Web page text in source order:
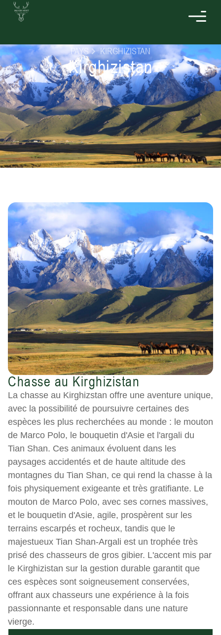
PAYS KIRGHIZISTAN
Kirghizistan
Chasse au Kirghizistan
La chasse au Kirghizstan offre une aventure unique,
avec la possibilité de poursuivre certaines des
espèces les plus recherchées au monde : le mouton
de Marco Polo, le bouquetin d'Asie et l'argali du
Tian Shan. Ces animaux évoluent dans les
paysages accidentés et de haute altitude des
montagnes du Tian Shan, ce qui rend la chasse à la
fois physiquement exigeante et très gratifiante. Le
mouton de Marco Polo, avec ses cornes massives,
et le bouquetin d'Asie, agile, prospèrent sur les
terrains escarpés et rocheux, tandis que le
majestueux Tian Shan-Argali est un trophée très
prisé des chasseurs de gros gibier. L'accent mis par
le Kirghizistan sur la gestion durable garantit que
ces espèces sont soigneusement conservées,
offrant aux chasseurs une expérience à la fois
passionnante et responsable dans une nature
vierge.